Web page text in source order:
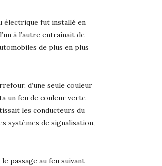
électrique fut installé en
à l’autre entraînait de
de plus en plus
d’une seule couleur
un feu de couleur verte
les conducteurs du
systèmes de signalisation,
passage au feu suivant